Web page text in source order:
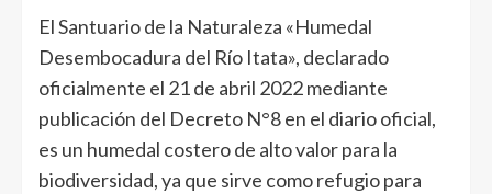
El Santuario de la Naturaleza «Humedal
Desembocadura del Río Itata», declarado
oficialmente el 21 de abril 2022 mediante
publicación del Decreto N°8 en el diario oficial,
es un humedal costero de alto valor para la
biodiversidad, ya que sirve como refugio para